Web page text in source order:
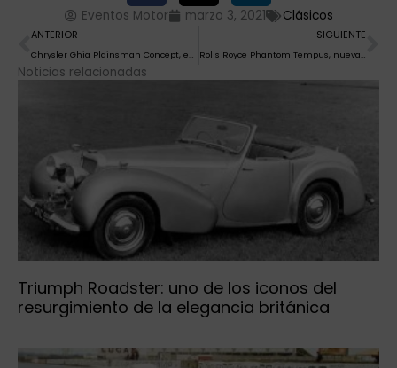
Eventos Motor marzo 3, 2021 Clásicos
Ant
ANTERIOR
Chrysler Ghia Plainsman Concept, especie única
SIGUIENTE
Rolls Royce Phantom Tempus, nueva serie especial del tope de gama del lujo
Noticias relacionadas
Triumph Roadster: uno de los iconos del
resurgimiento de la elegancia británica